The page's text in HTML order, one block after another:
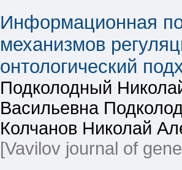
Информационная
механизмов
онтологический
Подколодный
Васильевна
Колчанов Николай
[Vavilov journal of